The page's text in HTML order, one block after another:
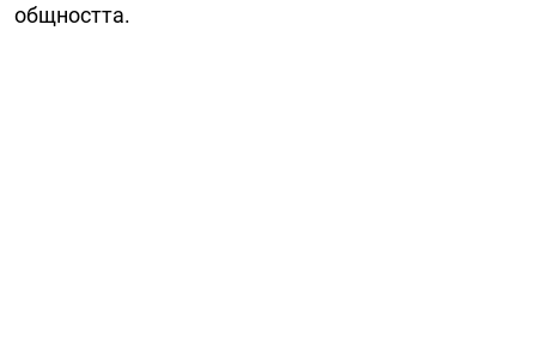
общността.